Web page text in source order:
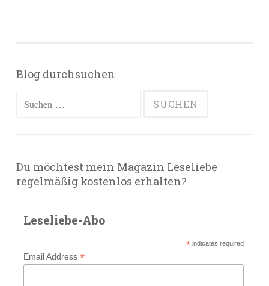
Blog durchsuchen
Suchen
Du möchtest mein Magazin Leseliebe
regelmäßig kostenlos erhalten?
Leseliebe-Abo
*indicates required
Email Address *